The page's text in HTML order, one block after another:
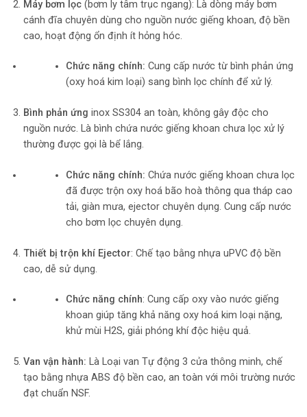
Máy bơm lọc(bơm ly tâm trục ngang): Là dòng máy bơm
cánh đĩa chuyên dùng cho nguồn nước giếng khoan, độ bền
cao, hoạt động ổn định ít hỏng hóc.
Chức năng chính: Cung cấp nước từ bình phản ứng
(oxy hoá kim loại) sang bình lọc chính để xử lý.
Bình phản ứng inox SS304 an toàn, không gây độc cho
nguồn nước. Là bình chứa nước giếng khoan chưa lọc xử lý
thường được gọi là bể lắng.
Chức năng chính: Chứa nước giếng khoan chưa lọc
đã được trộn oxy hoá bão hoà thông qua tháp cao
tải, giàn mưa, ejector chuyên dụng. Cung cấp nước
cho bơm lọc chuyên dụng.
Thiết bị trộn khí Ejector: Chế tạo bằng nhựa uPVC độ bền
cao, dễ sử dụng.
Chức năng chính: Cung cấp oxy vào nước giếng
khoan giúp tăng khả năng oxy hoá kim loại nặng,
khử mùi H2S, giải phóng khí độc hiệu quả.
Van vận hành: Là Loại van Tự động 3 cửa thông minh, chế
tạo bằng nhựa ABS độ bền cao, an toàn với môi trường nước
đạt chuẩn NSF.